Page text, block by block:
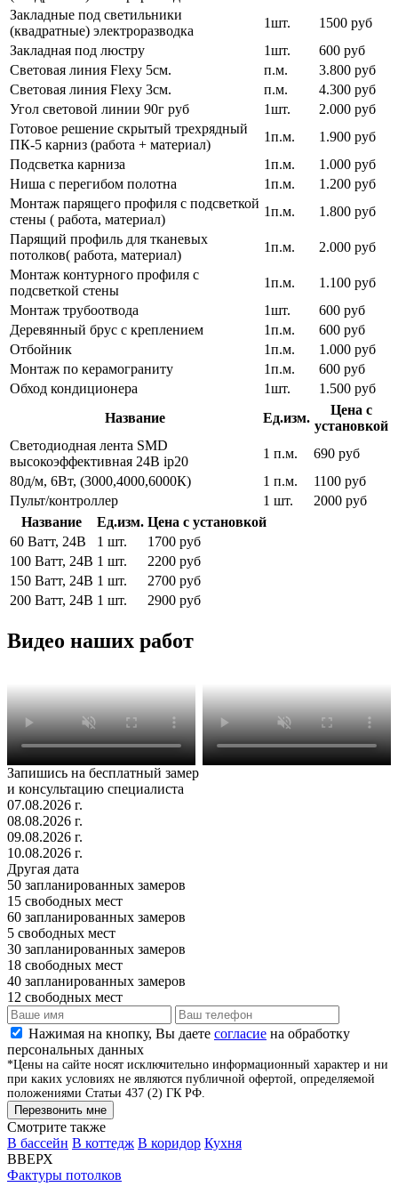
Закладные под светильники
(квадратные) электроразводка
1шт.
1500 руб
Закладная под люстру
1шт.
600 руб
Световая линия Flexy 5см.
п.м.
3.800 руб
Световая линия Flexy 3см.
п.м.
4.300 руб
Угол световой линии 90г руб
1шт.
2.000 руб
Готовое решение скрытый трехрядный
ПК-5 карниз (работа + материал)
1п.м.
1.900 руб
Подсветка карниза
1п.м.
1.000 руб
Ниша с перегибом полотна
1п.м.
1.200 руб
Монтаж парящего профиля с подсветкой
стены ( работа, материал)
1п.м.
1.800 руб
Парящий профиль для тканевых
потолков( работа, материал)
1п.м.
2.000 руб
Монтаж контурного профиля с
подсветкой стены
1п.м.
1.100 руб
Монтаж трубоотвода
1шт.
600 руб
Деревянный брус с креплением
1п.м.
600 руб
Отбойник
1п.м.
1.000 руб
Монтаж по керамограниту
1п.м.
600 руб
Обход кондиционера
1шт.
1.500 руб
Название
Ед.изм.
Цена с
установкой
Светодиодная лента SMD
высокоэффективная 24В ip20
1 п.м.
690 руб
80д/м, 6Вт, (3000,4000,6000К)
1 п.м.
1100 руб
Пульт/контроллер
1 шт.
2000 руб
Название
Ед.изм. Цена с установкой
60 Ватт, 24В
1 шт.
1700 руб
100 Ватт, 24В 1 шт.
2200 руб
150 Ватт, 24В 1 шт.
2700 руб
200 Ватт, 24В 1 шт. 2900 руб
Видео наших работ
Запишись на бесплатный замер
и консультацию специалиста
07.08.2026 г.
08.08.2026 г.
09.08.2026 г.
10.08.2026 г.
Другая дата
50 запланированных замеров
15 свободных мест
60 запланированных замеров
5 свободных мест
30 запланированных замеров
18 свободных мест
40 запланированных замеров
12 свободных мест
Нажимая на кнопку, Вы даете согласие на обработку
персональных данных
*Цены на сайте носят исключительно информационный характер и ни
при каких условиях не являются публичной офертой, определяемой
положениями Статьи 437 (2) ГК РФ.
Перезвонить мне
Смотрите также
В бассейн В коттедж В коридор Кухня
ВВЕРХ
Фактуры потолков